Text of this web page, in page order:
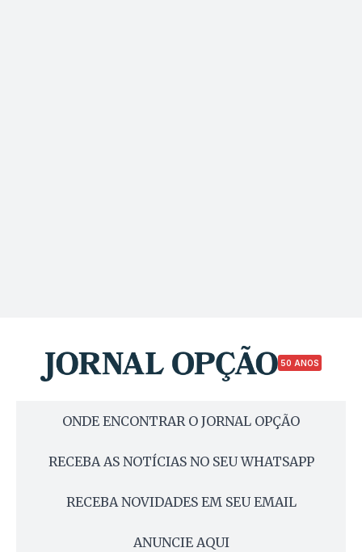
50 ANOS
ONDE ENCONTRAR O JORNAL OPÇÃO
RECEBA AS NOTÍCIAS NO SEU WHATSAPP
RECEBA NOVIDADES EM SEU EMAIL
ANUNCIE AQUI